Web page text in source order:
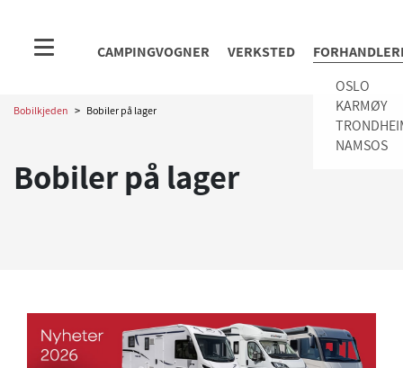
CAMPINGVOGNER VERKSTED
OSLO
KARMØY
NAMSOS
Bobilkjeden > Bobiler på lager
Bobiler på lager